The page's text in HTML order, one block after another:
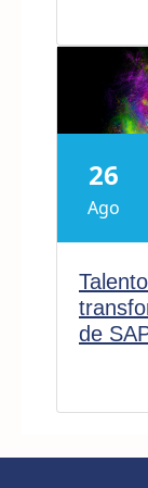
26
Ago
de